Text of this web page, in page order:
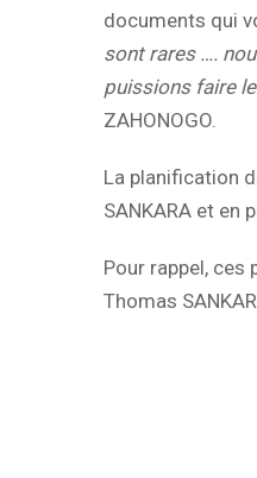
documents qui
sont rares ….
puissions faire
ZAHONOGO.
La planification
SANKARA et en
Pour rappel,
Thomas